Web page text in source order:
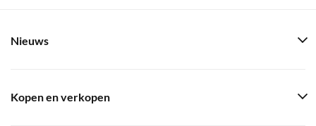
Nieuws
Kopen en verkopen